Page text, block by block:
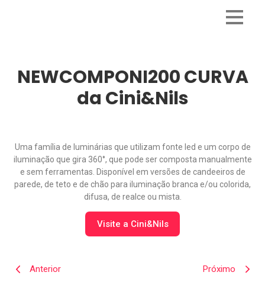
NEWCOMPONI200 CURVA
da Cini&Nils
Uma família de luminárias que utilizam fonte led e um corpo de
iluminação que gira 360°, que pode ser composta manualmente
e sem ferramentas. Disponível em versões de candeeiros de
parede, de teto e de chão para iluminação branca e/ou colorida,
difusa, de realce ou mista.
Visite a Cini&Nils
Anterior Próximo